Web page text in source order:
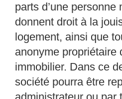
parts d’une personne
donnent droit à la
logement, ainsi que
anonyme propriétaire
immobilier. Dans ce
société pourra être